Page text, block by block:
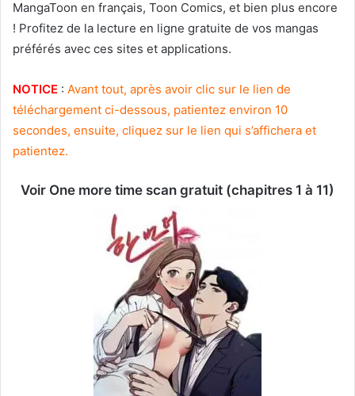
MangaToon en français, Toon Comics, et bien plus encore
! Profitez de la lecture en ligne gratuite de vos mangas
préférés avec ces sites et applications.
NOTICE : Avant tout, après avoir clic sur le lien de
téléchargement ci-dessous, patientez environ 10
secondes, ensuite, cliquez sur le lien qui s’affichera et
patientez.
Voir One more time scan gratuit (chapitres 1 à 11)